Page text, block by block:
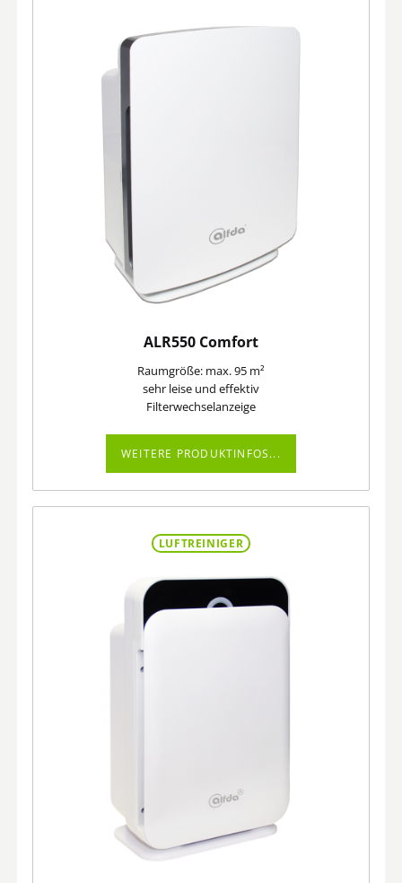
ALR550 Comfort
Raumgröße: max. 95 m²
sehr leise und effektiv
Filterwechselanzeige
WEITERE PRODUKTINFOS...
LUFTREINIGER